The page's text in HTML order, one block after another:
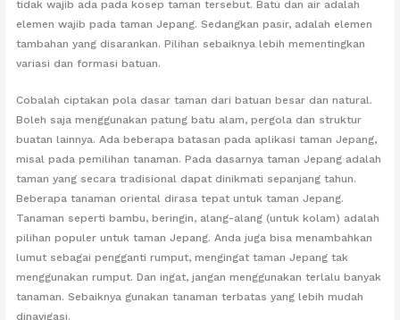
tidak wajib ada pada kosep taman tersebut. Batu dan air adalah
elemen wajib pada taman Jepang. Sedangkan pasir, adalah elemen
tambahan yang disarankan. Pilihan sebaiknya lebih mementingkan
variasi dan formasi batuan.
Cobalah ciptakan pola dasar taman dari batuan besar dan natural.
Boleh saja menggunakan patung batu alam, pergola dan struktur
buatan lainnya. Ada beberapa batasan pada aplikasi taman Jepang,
misal pada pemilihan tanaman. Pada dasarnya taman Jepang adalah
taman yang secara tradisional dapat dinikmati sepanjang tahun.
Beberapa tanaman oriental dirasa tepat untuk taman Jepang.
Tanaman seperti bambu, beringin, alang-alang (untuk kolam) adalah
pilihan populer untuk taman Jepang. Anda juga bisa menambahkan
lumut sebagai pengganti rumput, mengingat taman Jepang tak
menggunakan rumput. Dan ingat, jangan menggunakan terlalu banyak
tanaman. Sebaiknya gunakan tanaman terbatas yang lebih mudah
dinavigasi.